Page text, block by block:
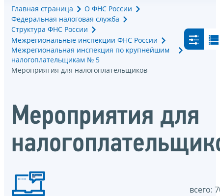
Главная страница
О ФНС России
Федеральная налоговая служба
Структура ФНС России
Межрегиональные инспекции ФНС России
Межрегиональная инспекция по крупнейшим
налогоплательщикам № 5
Мероприятия для налогоплательщиков
Мероприятия для
всего: